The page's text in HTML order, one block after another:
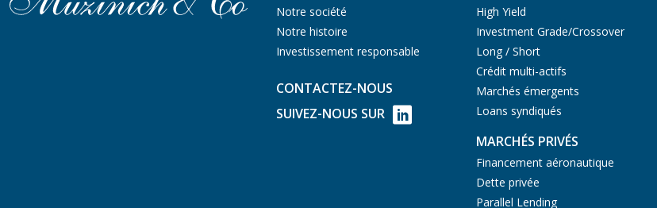
Notre société
Notre histoire
Investissement responsable
CONTACTEZ-NOUS
SUIVEZ-NOUS SUR
High Yield
Investment Grade/Crossover
Long / Short
Crédit multi-actifs
Marchés émergents
Loans syndiqués
MARCHÉS PRIVÉS
Financement aéronautique
Dette privée
Parallel Lending